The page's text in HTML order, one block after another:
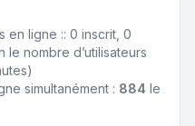
en ligne :: 0 inscrit, 0
nombre d’utilisateurs
simultanément : 884 le